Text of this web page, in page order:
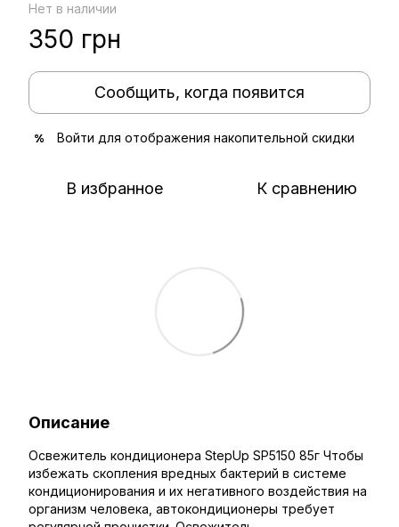
Нет в наличии
350 грн
Сообщить, когда появится
% Войти для отображения накопительной скидки
В избранное К сравнению
Описание
Освежитель кондиционера StepUp SP5150 85г Чтобы
избежать скопления вредных бактерий в системе
кондиционирования и их негативного воздействия на
организм человека, автокондиционеры требует